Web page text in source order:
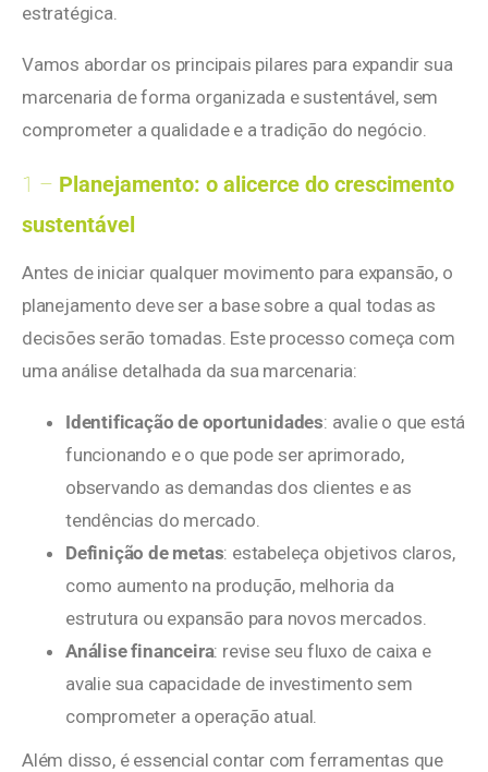
estratégica.
Vamos abordar os principais pilares para expandir sua
marcenaria de forma organizada e sustentável, sem
comprometer a qualidade e a tradição do negócio.
1 – Planejamento: o alicerce do crescimento
sustentável
Antes de iniciar qualquer movimento para expansão, o
planejamento deve ser a base sobre a qual todas as
decisões serão tomadas. Este processo começa com
uma análise detalhada da sua marcenaria:
Identificação de oportunidades: avalie o que está
funcionando e o que pode ser aprimorado,
observando as demandas dos clientes e as
tendências do mercado.
Definição de metas: estabeleça objetivos claros,
como aumento na produção, melhoria da
estrutura ou expansão para novos mercados.
Análise financeira: revise seu fluxo de caixa e
avalie sua capacidade de investimento sem
comprometer a operação atual.
Além disso, é essencial contar com ferramentas que